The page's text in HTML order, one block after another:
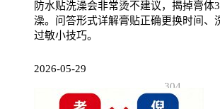
防水贴洗澡会非常烫不建议，揭掉膏体
澡。问答形式详解膏贴正确更换时间、
过敏小技巧。
2026-05-29
304